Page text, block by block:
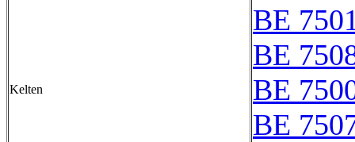
Kelten
BE
BE
BE
BE